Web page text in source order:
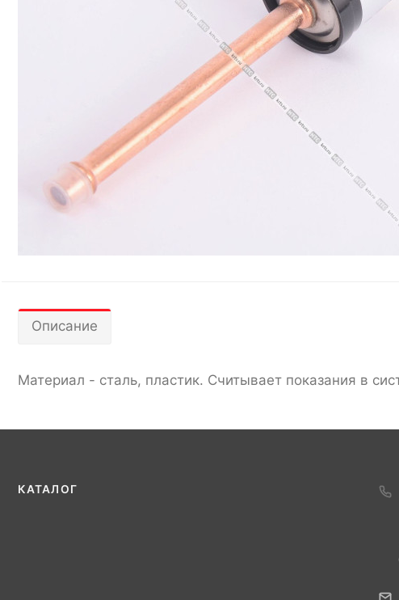
Описание
Материал - сталь, пластик. Считывает показания в
КАТАЛОГ